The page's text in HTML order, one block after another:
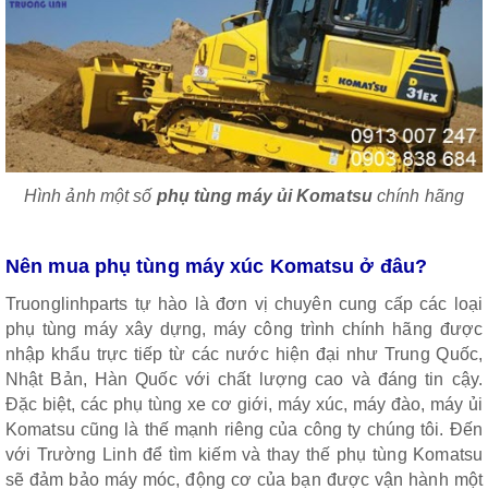
Hình ảnh một số phụ tùng máy ủi Komatsuchính hãng
Nên mua phụ tùng máy xúc Komatsu ở đâu?
Truonglinhparts tự hào là đơn vị chuyên cung cấp các loại
phụ tùng máy xây dựng, máy công trình chính hãng được
nhập khẩu trực tiếp từ các nước hiện đại như Trung Quốc,
Nhật Bản, Hàn Quốc với chất lượng cao và đáng tin cậy.
Đặc biệt, các phụ tùng xe cơ giới, máy xúc, máy đào, máy ủi
Komatsu cũng là thế mạnh riêng của công ty chúng tôi. Đến
với Trường Linh để tìm kiếm và thay thế phụ tùng Komatsu
sẽ đảm bảo máy móc, động cơ của bạn được vận hành một